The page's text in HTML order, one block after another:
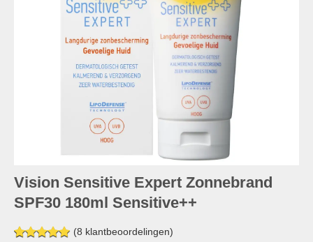
Vision Sensitive Expert Zonnebrand
SPF30 180ml Sensitive++
(8 klantbeoordelingen)